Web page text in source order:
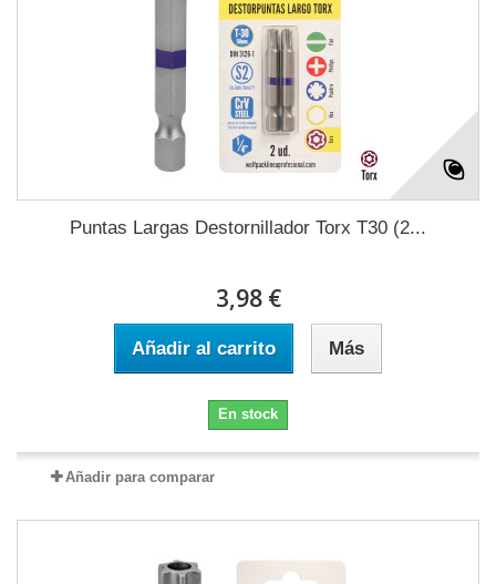
Puntas Largas Destornillador Torx T30 (2...
3,98 €
Añadir al carrito Más
En stock
Añadir para comparar